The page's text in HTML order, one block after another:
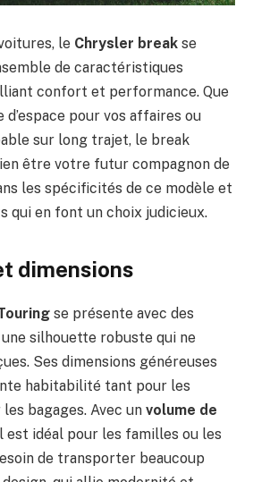
le Chrysler break se
de caractéristiques
confort et performance. Que
d’espace pour vos affaires ou
sur long trajet, le break
être votre futur compagnon de
les spécificités de ce modèle et
qui en font un choix judicieux.
dimensions
se présente avec des
silhouette robuste qui ne
Ses dimensions généreuses
habitabilité tant pour les
bagages. Avec un volume de
est idéal pour les familles ou les
de transporter beaucoup